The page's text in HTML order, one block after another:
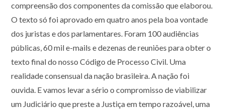
compreensão dos componentes da comissão que elaborou.
O texto só foi aprovado em quatro anos pela boa vontade
dos juristas e dos parlamentares. Foram 100 audiências
públicas, 60 mil e-mails e dezenas de reuniões para obter o
texto final do nosso Código de Processo Civil. Uma
realidade consensual da nação brasileira. A nação foi
ouvida. E vamos levar a sério o compromisso de viabilizar
um Judiciário que preste a Justiça em tempo razoável, uma